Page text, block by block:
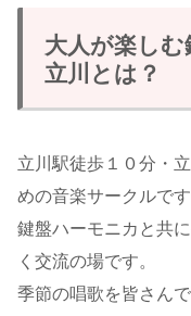
大人が楽し
立川とは？
立川駅徒歩１０分・
めの音楽サークルです
鍵盤ハーモニカと共
く交流の場です。
季節の唱歌を皆さん